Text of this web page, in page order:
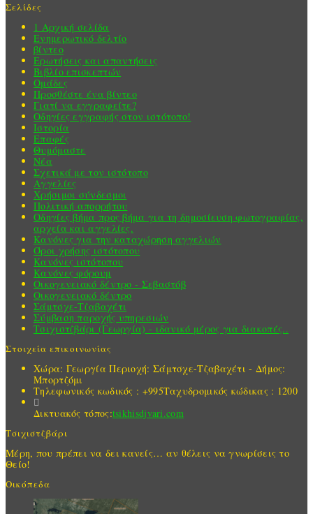
Σελίδες
1 Αρχική σελίδα
Ενημερωτικό δελτίο
βίντεο
Ερωτήσεις και απαντήσεις
Βιβλίο επισκεπτών
Ομάδες
Προσθέστε ένα βίντεο
Γιατί να εγγραφείτε?
Οδηγίες εγγραφής στον ιστότοπο!
Ιστορία
Επαφές
Θυμόμαστε
Νέα
Σχετικά με τον ιστότοπο
Αγγελίες
Χρήσιμοι σύνδεσμοι
Πολιτική απορρήτου
Οδηγίες βήμα προς βήμα για τη δημοσίευση φωτογραφίας,
αρχεία και αγγελίες.
Κανόνες για την καταχώρηση αγγελιών
Όροι χρήσης ιστότοπου
Κανόνες ιστότοπου
Κανόνες φόρουμ
Οικογενειακό δέντρο - Σεβαστόβ
Οικογενειακό δέντρο
Σάμτσχε-Τζαβαχέτι
Σύμβαση παροχής υπηρεσιών
Τσιχιστζβάρι (Γεωργία) - ιδανικό μέρος για διακοπές..
Στοιχεία επικοινωνίας
Χώρα: ΓεωργίαΠεριοχή: Σάμτσχε-Τζαβαχέτι - Δήμος:
Μπορτζόμι
Τηλεφωνικός κωδικός : +995Ταχυδρομικός κώδικας : 1200
Δικτυακός τόπος:tsikhisdjvari.com
Τσιχιστζβάρι
Μέρη, που πρέπει να δει κανείς… αν θέλεις να γνωρίσεις το
Θείο!
Οικόπεδα